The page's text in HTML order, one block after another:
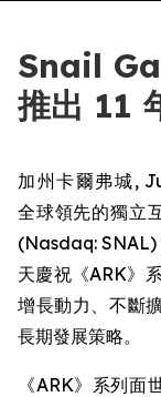
Snail
推出 11
加州卡爾弗城,
全球領先的獨立
(Nasdaq: SNAL)
天慶祝《ARK》
增長動力、不斷
長期發展策略。
《ARK》系列面